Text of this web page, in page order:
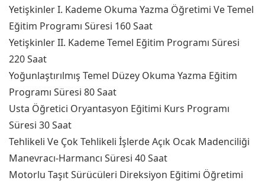
Yetişkinler I. Kademe Okuma Yazma Öğretimi Ve Temel
Eğitim Programı Süresi 160 Saat
Yetişkinler II. Kademe Temel Eğitim Programı Süresi
220 Saat
Yoğunlaştırılmış Temel Düzey Okuma Yazma Eğitim
Programı Süresi 80 Saat
Usta Öğretici Oryantasyon Eğitimi Kurs Programı
Süresi 30 Saat
Tehlikeli Ve Çok Tehlikeli İşlerde Açık Ocak Madenciliği
Manevracı-Harmancı Süresi 40 Saat
Motorlu Taşıt Sürücüleri Direksiyon Eğitimi Öğretimi